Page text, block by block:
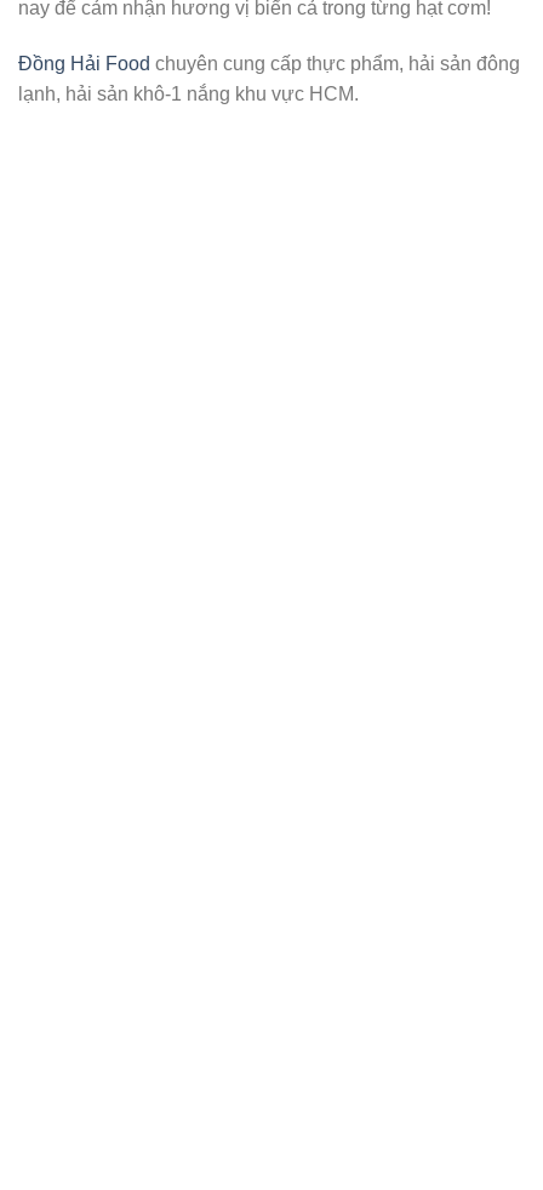
nay để cảm nhận hương vị biển cả trong từng hạt cơm!
Đồng Hải Food chuyên cung cấp thực phẩm, hải sản đông
lạnh, hải sản khô-1 nắng khu vực HCM.